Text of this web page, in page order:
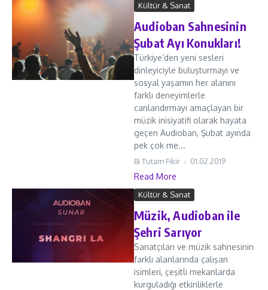
Kültür & Sanat
Audioban Sahnesinin
Şubat Ayı Konukları!
Türkiye’den yeni sesleri
dinleyiciyle buluşturmayı ve
sosyal yaşamın her alanını
farklı deneyimlerle
canlandırmayı amaçlayan bir
müzik inisiyatifi olarak hayata
geçen Audioban, Şubat ayında
pek çok me...
Bi Tutam Fikir 01.02.2019
Read More
Kültür & Sanat
Müzik, Audioban ile
Şehri Sarıyor
Sanatçıları ve müzik sahnesinin
farklı alanlarında çalışan
isimleri, çeşitli mekanlarda
kurguladığı etkinliklerle